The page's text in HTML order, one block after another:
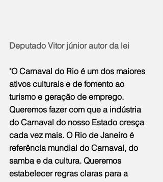
Deputado Vitor júnior autor da lei
"O Carnaval do Rio é um dos maiores
ativos culturais e de fomento ao
turismo e geração de emprego.
Queremos fazer com que a indústria
do Carnaval do nosso Estado cresça
cada vez mais. O Rio de Janeiro é
referência mundial do Carnaval, do
samba e da cultura. Queremos
estabelecer regras claras para a